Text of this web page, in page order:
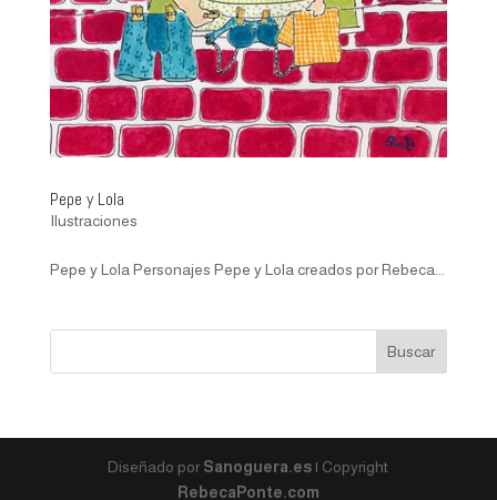
Pepe y Lola
Ilustraciones
Pepe y Lola Personajes Pepe y Lola creados por Rebeca...
Diseñado porSanoguera.es | Copyright
RebecaPonte.com